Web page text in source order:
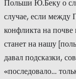
Польши Ю.Беку о
случае, если между
конфликта на
станет на нашу
давал подсказки,
«последовало…